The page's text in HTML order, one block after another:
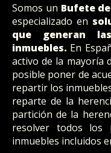
Somos un Bufete
especializado en
que generan
inmuebles. En
activo de la mayoría
posible poner de
repartir los
reparte de la
partición de la
resolver todos los
inmuebles incluidos